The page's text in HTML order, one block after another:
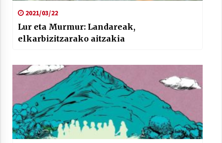
2021/03/22
Lur eta Murmur: Landareak,
elkarbizitzarako aitzakia